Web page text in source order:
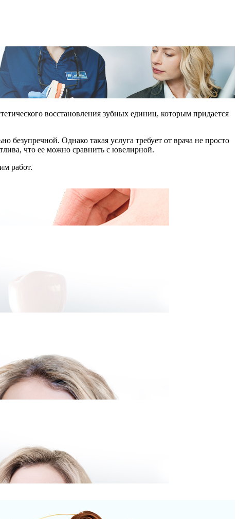
восстановления зубных единиц, которым придается
безупречной. Однако такая услуга требует от врача не просто
что ее можно сравнить с ювелирной.
работ.